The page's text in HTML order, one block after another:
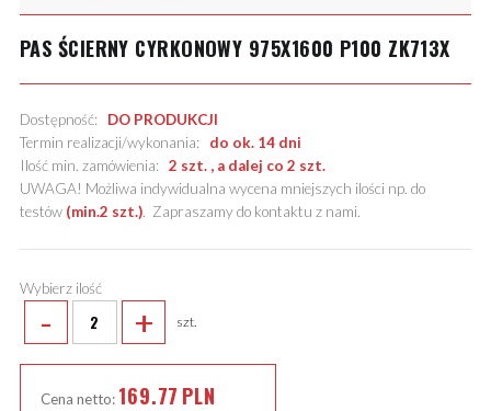
PAS ŚCIERNY CYRKONOWY 975X1600 P100 ZK713X
Dostępność: DO PRODUKCJI
Termin realizacji/wykonania: do ok. 14 dni
Ilość min. zamówienia: 2 szt. , a dalej co 2 szt.
UWAGA! Możliwa indywidualna wycena mniejszych ilości np. do
testów (min.2 szt.). Zapraszamy do kontaktu z nami.
Wybierz ilość
- + szt.
Cena netto: 169.77 PLN